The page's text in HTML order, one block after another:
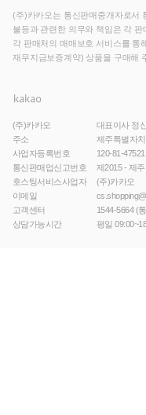
(주)카카오는 통신판매중개자로서
불등과 관련한 의무와 책임은 각 판
각 판매처의 매매보호 서비스를 통
재무지금보증계약) 상품을 구매해
(주)카카오
대표이사 정
주소
제주특별자
사업자등록번호
120-81-47521
통신판매업신고번호
제2015 - 제
호스팅서비스사업자
(주)카카오
이메일
고객센터
1544-5664(
상담가능시간
평일